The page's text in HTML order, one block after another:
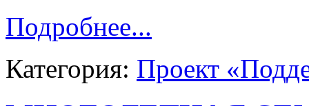
Подробнее...
Категория: Проект